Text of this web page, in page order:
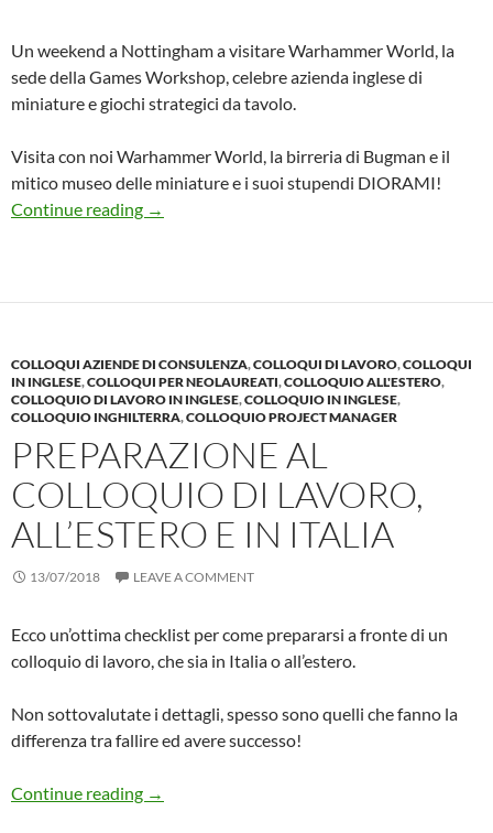
Un weekend a Nottingham a visitare Warhammer World, la
sede della Games Workshop, celebre azienda inglese di
miniature e giochi strategici da tavolo.
Visita con noi Warhammer World, la birreria di Bugman e il
mitico museo delle miniature e i suoi stupendi DIORAMI!
Continue reading Visita a WARHAMMER World a Nottingham
→
COLLOQUI AZIENDE DI CONSULENZA,COLLOQUI DI LAVORO,COLLOQUI
IN INGLESE,COLLOQUI PER NEOLAUREATI,COLLOQUIO ALL'ESTERO,
COLLOQUIO DI LAVORO IN INGLESE,COLLOQUIO IN INGLESE,
COLLOQUIO INGHILTERRA,COLLOQUIO PROJECT MANAGER
PREPARAZIONE AL
COLLOQUIO DI LAVORO,
ALL’ESTERO E IN ITALIA
13/07/2018 LEAVE A COMMENT
Ecco un’ottima checklist per come prepararsi a fronte di un
colloquio di lavoro, che sia in Italia o all’estero.
Non sottovalutate i dettagli, spesso sono quelli che fanno la
differenza tra fallire ed avere successo!
Continue reading Preparazione al COLLOQUIO di lavoro,
→